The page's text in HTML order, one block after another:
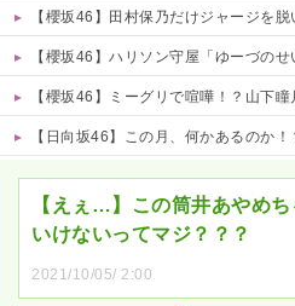
【櫻坂46】田村保乃だけジャージを
【櫻坂46】ハリソン守屋「ゆーづのせ
【櫻坂46】ミーグリで喧嘩！？山下
【日向坂46】この月、何かあるのか！？『
【えぇ…】この筒井あやめ
いけないってマジ？？？
2021/10/05/ 2:00